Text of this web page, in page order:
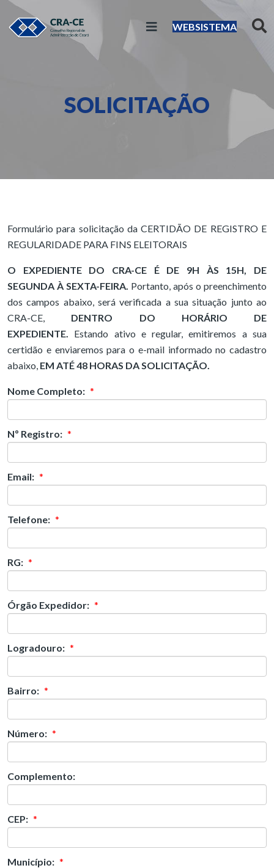
WEBSISTEMA
SOLICITAÇÃO
Formulário para solicitação da CERTIDÃO DE REGISTRO E
REGULARIDADE PARA FINS ELEITORAIS
O EXPEDIENTE DO CRA-CE É DE 9H ÀS 15H, DE
SEGUNDA À SEXTA-FEIRA. Portanto, após o preenchimento
dos campos abaixo, será verificada a sua situação junto ao
CRA-CE, DENTRO DO HORÁRIO DE
EXPEDIENTE. Estando ativo e regular, emitiremos a sua
certidão e enviaremos para o e-mail informado no cadastro
abaixo, EM ATÉ 48 HORAS DA SOLICITAÇÃO.
Nome Completo: *
Nº Registro: *
Email: *
Telefone: *
RG: *
Órgão Expedidor: *
Logradouro: *
Bairro: *
Número: *
Complemento:
CEP: *
Município: *